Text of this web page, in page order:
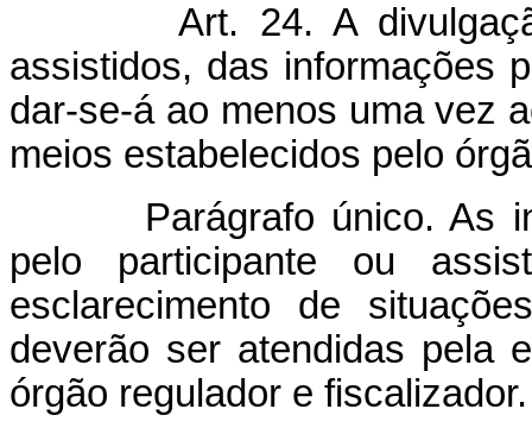
Art. 24. A
assistidos, das informações
dar-se-á ao menos uma vez
meios estabelecidos pelo
Parágrafo único. As
pelo participante ou
esclarecimento de
deverão ser atendidas pela
órgão regulador e fiscalizador.